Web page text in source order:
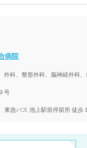
病院
外科、整形外科、脳神経外科
号
東急バス 池上駅前停留所 徒歩